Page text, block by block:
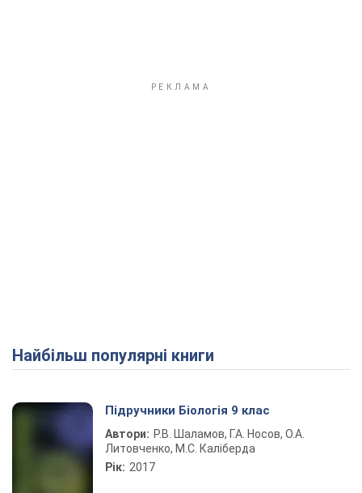
Найбільш популярні книги
Підручники Біологія 9 клас
Автори: Р.В. Шаламов, Г.А. Носов, О.А.
Литовченко, М.С. Каліберда
Рік: 2017